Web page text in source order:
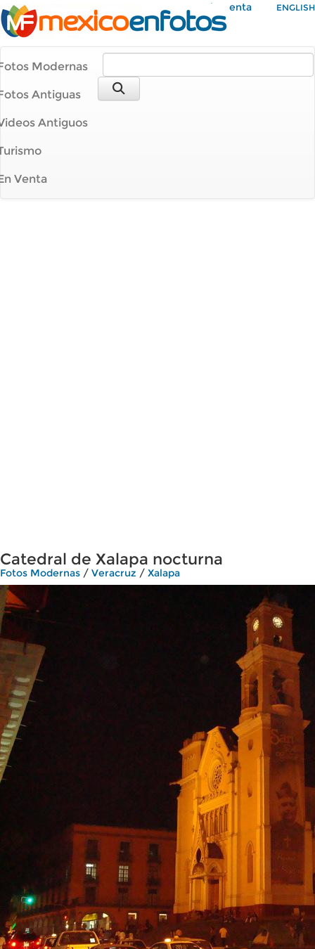
Mi Cuenta ENGLISH
Modernas
Antiguas
Antiguos
Venta
Catedral de Xalapa nocturna
Fotos Modernas / Veracruz / Xalapa